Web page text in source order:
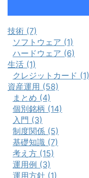
技術 (7)
ソフトウェア (1)
ハードウェア (6)
生活 (1)
クレジットカード (1)
資産運用 (58)
まとめ (4)
個別銘柄 (14)
入門 (3)
制度関係 (5)
基礎知識 (7)
考え方 (15)
運用例 (3)
運用方針 (1)